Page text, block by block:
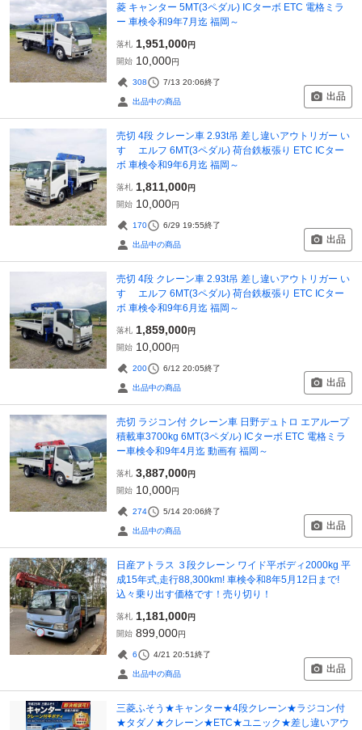
菱 キャンター 5MT(3ペダル) ICターボ ETC 電格ミラ
ー 車検令和9年7月迄 福岡～
落札 1,951,000円
開始 10,000円
308 7/13 20:06終了
出品中の商品 出品
売切 4段 クレーン車 2.93t吊 差し違いアウトリガー い
すゞ エルフ 6MT(3ペダル) 荷台鉄板張り ETC ICター
ボ 車検令和9年6月迄 福岡～
落札 1,811,000円
開始 10,000円
170 6/29 19:55終了
出品中の商品 出品
売切 4段 クレーン車 2.93t吊 差し違いアウトリガー い
すゞ エルフ 6MT(3ペダル) 荷台鉄板張り ETC ICター
ボ 車検令和9年6月迄 福岡～
落札 1,859,000円
開始 10,000円
200 6/12 20:05終了
出品中の商品 出品
売切 ラジコン付 クレーン車 日野デュトロ エアループ
積載車3700kg 6MT(3ペダル) ICターボ ETC 電格ミラ
ー車検令和9年4月迄 動画有 福岡～
落札 3,887,000円
開始 10,000円
274 5/14 20:06終了
出品中の商品 出品
日産アトラス ３段クレーン ワイド平ボディ2000kg 平
成15年式,走行88,300km! 車検令和8年5月12日まで!
込々乗り出す価格です！売り切り！
落札 1,181,000円
開始 899,000円
6 4/21 20:51終了
出品中の商品 出品
三菱ふそう★キャンター★4段クレーン★ラジコン付
★タダノ★クレーン★ETC★ユニック★差し違いアウ